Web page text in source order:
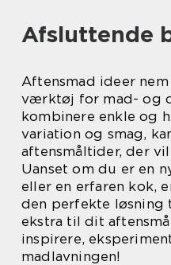
Afsluttende
Aftensmad ideer
værktøj for mad- og
kombinere enkle og
variation og smag,
aftensmåltider, der
Uanset om du er en
eller en erfaren kok,
den perfekte
ekstra til dit
inspirere,
madlavningen!